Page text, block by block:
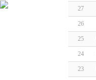
27
26
25
24
23